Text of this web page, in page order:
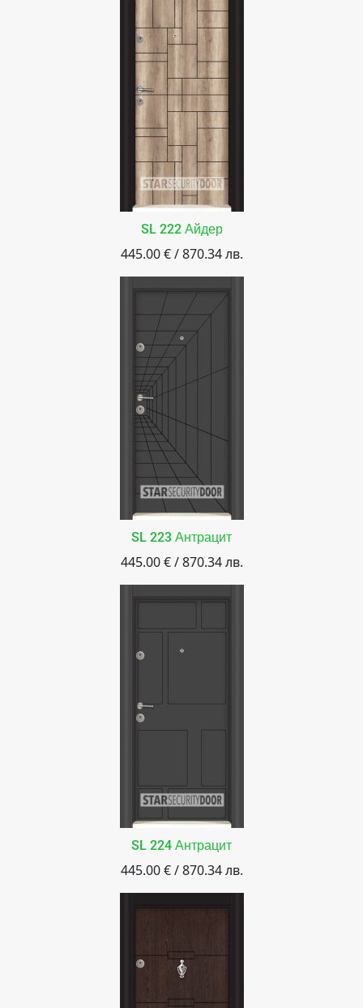
SL 222 Айдер
445.00 € / 870.34 лв.
SL 223 Антрацит
445.00 € / 870.34 лв.
SL 224 Антрацит
445.00 € / 870.34 лв.